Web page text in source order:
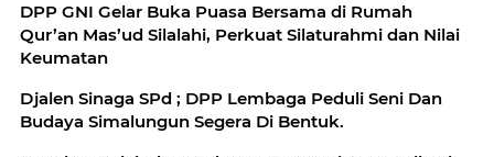
DPP GNI Gelar Buka Puasa Bersama di Rumah
Qur’an Mas’ud Silalahi, Perkuat Silaturahmi dan Nilai
Keumatan
Djalen Sinaga SPd ; DPP Lembaga Peduli Seni Dan
Budaya Simalungun Segera Di Bentuk.